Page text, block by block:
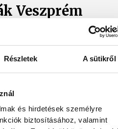
Részletek A sütikről
és hirdetések személyre
biztosításához, valamint
Veszprém
elzárják a
Veszprém városa
is lekapcsolta a
és nevezetességek